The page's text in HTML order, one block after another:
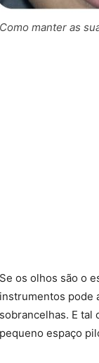
Como manter as
Se os olhos são o
instrumentos pode
sobrancelhas. E tal
pequeno espaço